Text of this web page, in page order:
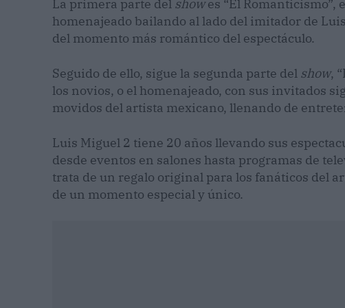
La primera parte del showes “El Romanticismo”,
homenajeado bailando al lado del imitador de
del momento más romántico del espectáculo.
Seguido de ello, sigue la segunda parte del show,
los novios, o el homenajeado, con sus invitados
movidos del artista mexicano, llenando de
Luis Miguel 2 tiene 20 años llevando sus
desde eventos en salones hasta programas de
trata de un regalo original para los fanáticos del
de un momento especial y único.